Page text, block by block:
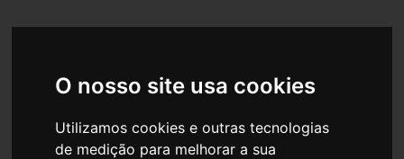
O nosso site usa cookies
Utilizamos cookies e outras tecnologias
de medição para melhorar a sua
Standz Expo